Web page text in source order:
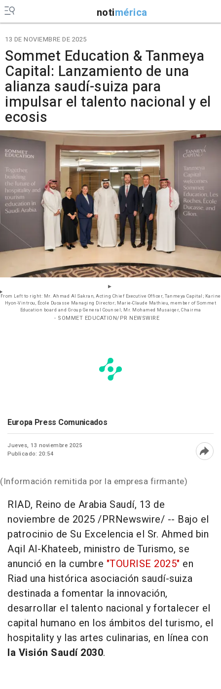
notimérica
13 DE NOVIEMBRE DE 2025
Sommet Education & Tanmeya
Capital: Lanzamiento de una
alianza saudí-suiza para
impulsar el talento nacional y el
ecosis
From Left to right: Mr. Ahmad Al Sakran, Acting Chief Executive Officer, Tanmeya Capital; Karine
Hyon-Vintrou, École Ducasse Managing Director; Marie-Claude Mathieu, member of Sommet
Education board and Group General Counsel; Mr. Mohamed Musaiqer, Chairma
- SOMMET EDUCATION/PR NEWSWIRE
Europa Press Comunicados
Jueves, 13 noviembre 2025
Publicado: 20:54
(Información remitida por la empresa firmante)
RIAD, Reino de Arabia Saudí, 13 de
noviembre de 2025 /PRNewswire/ -- Bajo el
patrocinio de Su Excelencia el Sr. Ahmed bin
Aqil Al-Khateeb, ministro de Turismo, se
anunció en la cumbre "TOURISE 2025" en
Riad una histórica asociación saudí-suiza
destinada a fomentar la innovación,
desarrollar el talento nacional y fortalecer el
capital humano en los ámbitos del turismo, el
hospitality y las artes culinarias, en línea con
la Visión Saudí 2030.